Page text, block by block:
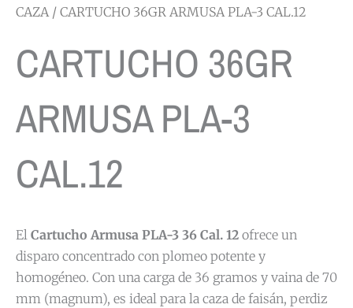
CAZA/ CARTUCHO 36GR ARMUSA PLA-3 CAL.12
CARTUCHO 36GR
ARMUSA PLA-3
CAL.12
El Cartucho Armusa PLA-3 36 Cal. 12 ofrece un
disparo concentrado con plomeo potente y
homogéneo. Con una carga de 36 gramos y vaina de 70
mm (magnum), es ideal para la caza de faisán, perdiz